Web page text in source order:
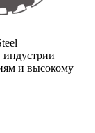
индустрии
и высокому